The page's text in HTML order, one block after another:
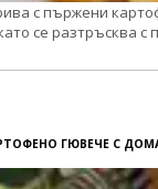
с пържени
се разтръсква с
ГЮВЕЧЕ С